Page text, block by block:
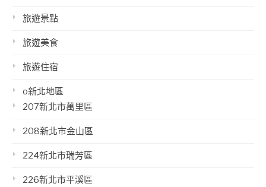
旅遊景點
旅遊美食
旅遊住宿
o新北地區
207新北市萬里區
208新北市金山區
224新北市瑞芳區
226新北市平溪區